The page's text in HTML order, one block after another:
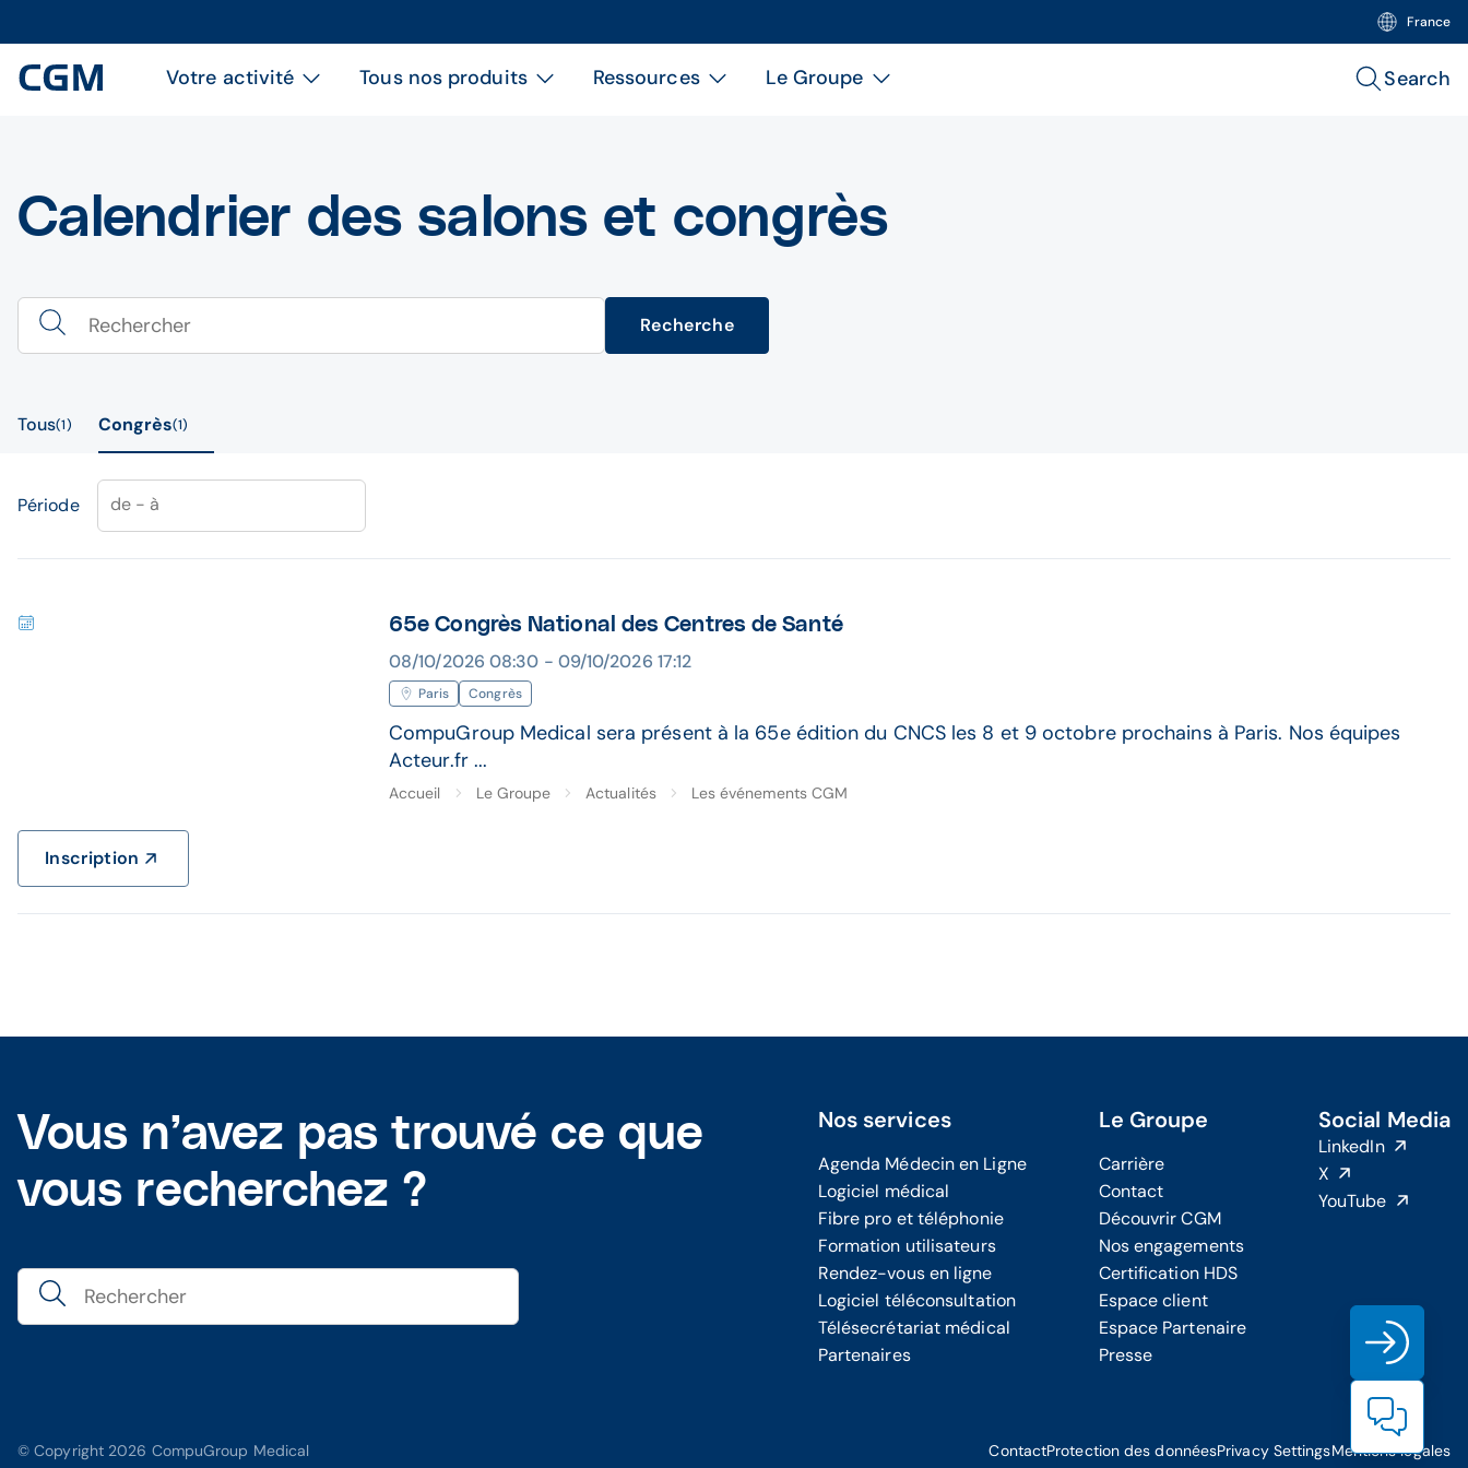
France
Votre activité Tous nos produits Ressources Le Groupe Search
Calendrier des salons et congrès
Recherche
Tous 1 Congrès 1
Période de - à
65e Congrès National des Centres de Santé
08/10/2026 08:30 - 09/10/2026 17:12
Paris Congrès
CompuGroup Medical sera présent à la 65e édition du CNCS les 8 et 9 octobre prochains à Paris. Nos équipes
Acteur.fr ...
Accueil Le Groupe Actualités Les événements CGM
Inscription
Vous n’avez pas trouvé ce que
vous recherchez ?
Nos services
Agenda Médecin en Ligne
Logiciel médical
Fibre pro et téléphonie
Formation utilisateurs
Rendez-vous en ligne
Logiciel téléconsultation
Télésecrétariat médical
Partenaires
Le Groupe
Carrière
Contact
Découvrir CGM
Nos engagements
Certification HDS
Espace client
Espace Partenaire
Presse
Social Media
LinkedIn
X
YouTube
© Copyright 2026 CompuGroup Medical ContactProtection des donnéesPrivacy SettingsMentions légales